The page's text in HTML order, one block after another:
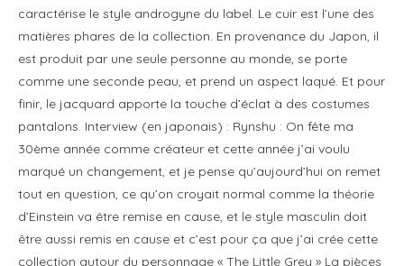
caractérise le style androgyne du label. Le cuir est l’une des
matières phares de la collection. En provenance du Japon, il
est produit par une seule personne au monde, se porte
comme une seconde peau, et prend un aspect laqué. Et pour
finir, le jacquard apporte la touche d’éclat à des costumes
pantalons. Interview (en japonais) : Rynshu : On fête ma
30ème année comme créateur et cette année j’ai voulu
marqué un changement, et je pense qu’aujourd’hui on remet
tout en question, ce qu’on croyait normal comme la théorie
d’Einstein va être remise en cause, et le style masculin doit
être aussi remis en cause et c’est pour ça que j’ai crée cette
collection autour du personnage « The Little Grey » La pièces